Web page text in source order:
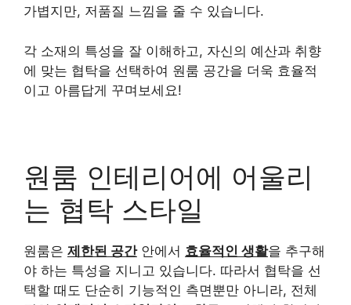
가볍지만, 저품질 느낌을 줄 수 있습니다.
각 소재의 특성을 잘 이해하고, 자신의 예산과 취향
에 맞는 협탁을 선택하여 원룸 공간을 더욱 효율적
이고 아름답게 꾸며보세요!
원룸 인테리어에 어울리
는 협탁 스타일
원룸은 제한된 공간안에서 효율적인 생활을 추구해
야 하는 특성을 지니고 있습니다. 따라서 협탁을 선
택할 때도 단순히 기능적인 측면뿐만 아니라, 전체